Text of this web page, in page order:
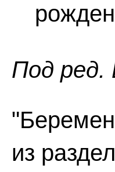
Пoд peд.
из